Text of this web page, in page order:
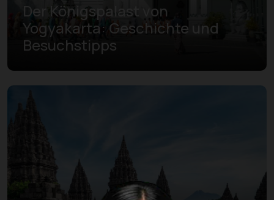
Der Königspalast von
Yogyakarta: Geschichte und
Besuchstipps